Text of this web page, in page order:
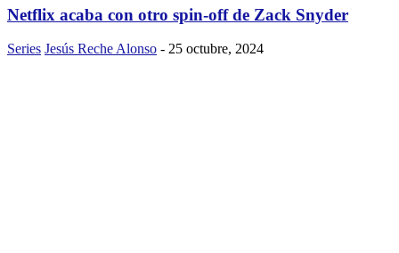
Netflix acaba con otro spin-off de Zack Snyder
Series Jesús Reche Alonso - 25 octubre, 2024